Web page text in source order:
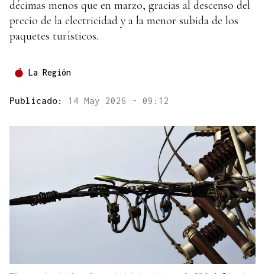
décimas menos que en marzo, gracias al descenso del
precio de la electricidad y a la menor subida de los
paquetes turísticos.
La Región
Publicado: 14 May 2026 - 09:12